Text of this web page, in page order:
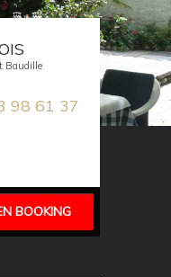
Baudille
98 61 37
BOOKING